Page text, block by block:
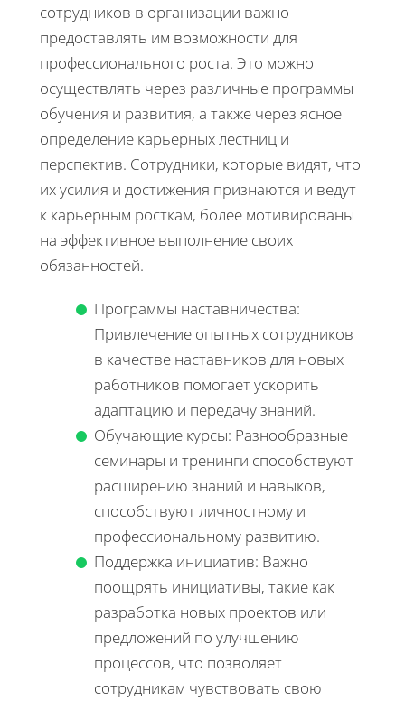
сотрудников в организации важно
предоставлять им возможности для
профессионального роста. Это можно
осуществлять через различные программы
обучения и развития, а также через ясное
определение карьерных лестниц и
перспектив. Сотрудники, которые видят, что
их усилия и достижения признаются и ведут
к карьерным росткам, более мотивированы
на эффективное выполнение своих
обязанностей.
Программы наставничества:
Привлечение опытных сотрудников
в качестве наставников для новых
работников помогает ускорить
адаптацию и передачу знаний.
Обучающие курсы: Разнообразные
семинары и тренинги способствуют
расширению знаний и навыков,
способствуют личностному и
профессиональному развитию.
Поддержка инициатив: Важно
поощрять инициативы, такие как
разработка новых проектов или
предложений по улучшению
процессов, что позволяет
сотрудникам чувствовать свою